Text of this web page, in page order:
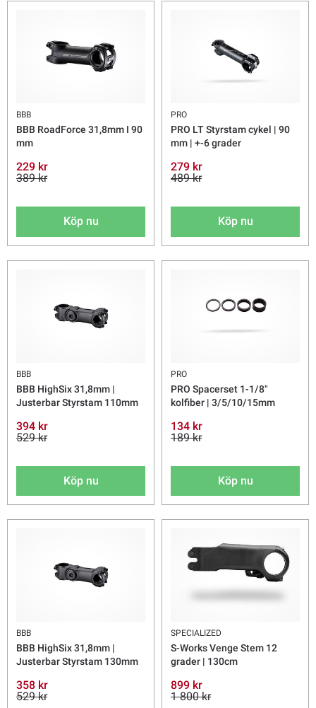
BBB
BBB RoadForce 31,8mm I 90
mm
229 kr
389 kr
Köp nu
PRO
PRO LT Styrstam cykel | 90
mm | +-6 grader
279 kr
489 kr
Köp nu
BBB
BBB HighSix 31,8mm |
Justerbar Styrstam 110mm
394 kr
529 kr
Köp nu
PRO
PRO Spacerset 1-1/8"
kolfiber | 3/5/10/15mm
134 kr
189 kr
Köp nu
BBB
BBB HighSix 31,8mm |
Justerbar Styrstam 130mm
358 kr
529 kr
SPECIALIZED
S-Works Venge Stem 12
grader | 130cm
899 kr
1 800 kr